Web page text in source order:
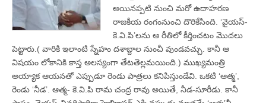
అయినప్పటి నుంచి మరో ఉదాహరణ
రాజకీయ రంగంనుంచి దొరికేసింది. ‘వైయస్‌-
కె.వి.పి’లను ఆ రీతిలో కీర్తించటం మొదలు
పెట్టారు.( వారికి ఇలాంటి స్నేహం దశాబ్దాల నుంచీ వుండవచ్చు. కానీ ఆ
విషయం లోకానికి కాస్త అలస్యంగా తేటతెల్లమయింది.) ముఖ్యమంత్రి
అయ్యాక ఆయనతో ఎప్పుడూ రెండు పాత్రలు కనిపిస్తుండేవి. ఒకటి ‘ఆత్మ’,
రెండు ‘నీడ’. ఆత్మ- కె.వి.పి రామ చంద్ర రావు అయితే, నీడ-సూరీడు. కానీ